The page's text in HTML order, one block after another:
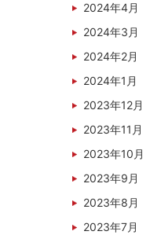
2024年4月
2024年3月
2024年2月
2024年1月
2023年12月
2023年11月
2023年10月
2023年9月
2023年8月
2023年7月